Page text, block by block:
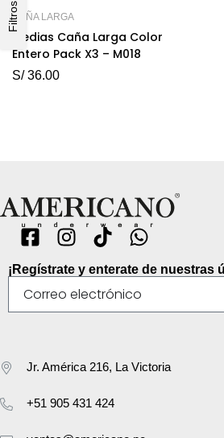
FiltrosCAÑA LARGA
Medias Caña Larga Color
Entero Pack X3 – M018
S/36.00
¡Regístrate y enterate de nuestras
Jr. América 216, La Victoria
+51 905 431 424